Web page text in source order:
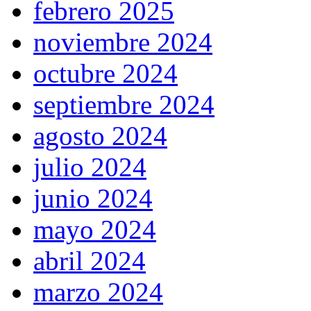
febrero 2025
noviembre 2024
octubre 2024
septiembre 2024
agosto 2024
julio 2024
junio 2024
mayo 2024
abril 2024
marzo 2024